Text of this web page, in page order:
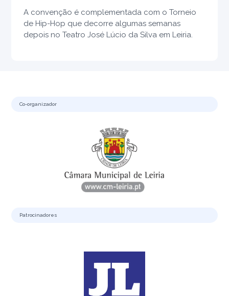
A convenção é complementada com o Torneio
de Hip-Hop que decorre algumas semanas
depois no Teatro José Lúcio da Silva em Leiria.
Co-organizador
Patrocinadores